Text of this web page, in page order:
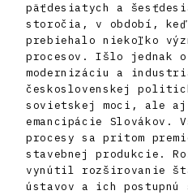
päťdesiatych a
storočia, v období, keď
prebiehalo niekoľko
procesov. Išlo jednak o
modernizáciu a
československej
sovietskej moci, ale aj
emancipácie Slovákov.
procesy sa pritom
stavebnej produkcie.
vynútil rozširovanie
ústavov a ich